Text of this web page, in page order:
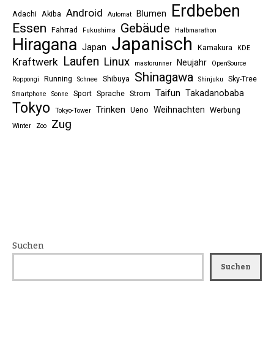
Adachi Akiba Android Automat Blumen Erdbeben
Essen Fahrrad Fukushima Gebäude Halbmarathon
Hiragana Japan Japanisch Kamakura KDE
Kraftwerk Laufen Linux mastorunner Neujahr
OpenSource
Roppongi
Running Schnee Shibuya Shinagawa Shinjuku Sky-Tree
Smartphone Sonne Sport Sprache Strom Taifun Takadanobaba
Tokyo Tokyo-Tower Trinken Ueno Weihnachten Werbung
Winter Zoo Zug
Suchen
Suchen